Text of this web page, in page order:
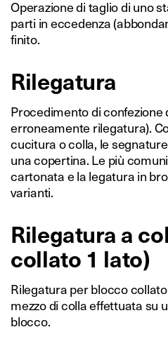
Operazione di taglio di uno
parti in eccedenza
finito.
Rilegatura
Procedimento di confezione
erroneamente rilegatura).
cucitura o colla, le
una copertina. Le più
cartonata e la legatura in
varianti.
Rilegatura a
collato 1 lato)
Rilegatura per blocco
mezzo di colla effettuata su
blocco.